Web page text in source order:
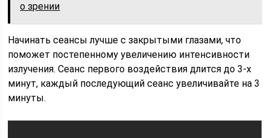
о зрении
Начинать сеансы лучше с закрытыми глазами, что
поможет постепенному увеличению интенсивности
излучения. Сеанс первого воздействия длится до 3-х
минут, каждый последующий сеанс увеличивайте на 3
минуты.